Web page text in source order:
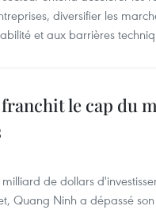
diversifier les
et aux barrières
le cap du
de dollars
Quang Ninh a dépassé